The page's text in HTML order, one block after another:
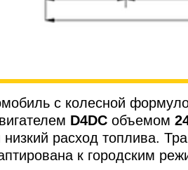
с колесной
D4DC объемом
расход топлива.
к городским